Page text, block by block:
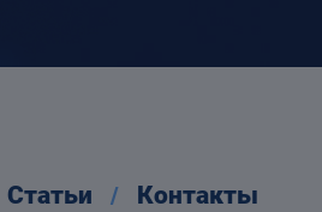
Статьи Контакты